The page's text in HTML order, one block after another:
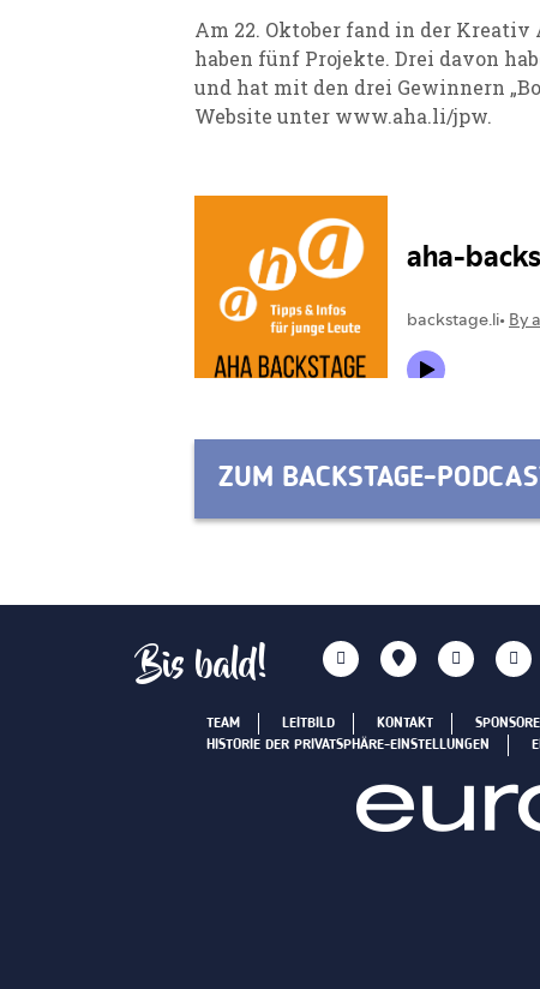
Am 22. Oktober fand in der
haben fünf Projekte. Drei davon
und hat mit den drei Gewinnern
Website unter www.aha.li/jpw.
ZUM BACKSTAGE-
Bis bald!
TEAM LEITBILD KONTAKT
HISTORIE DER PRIVATSPHÄRE-EINSTELLUNGEN